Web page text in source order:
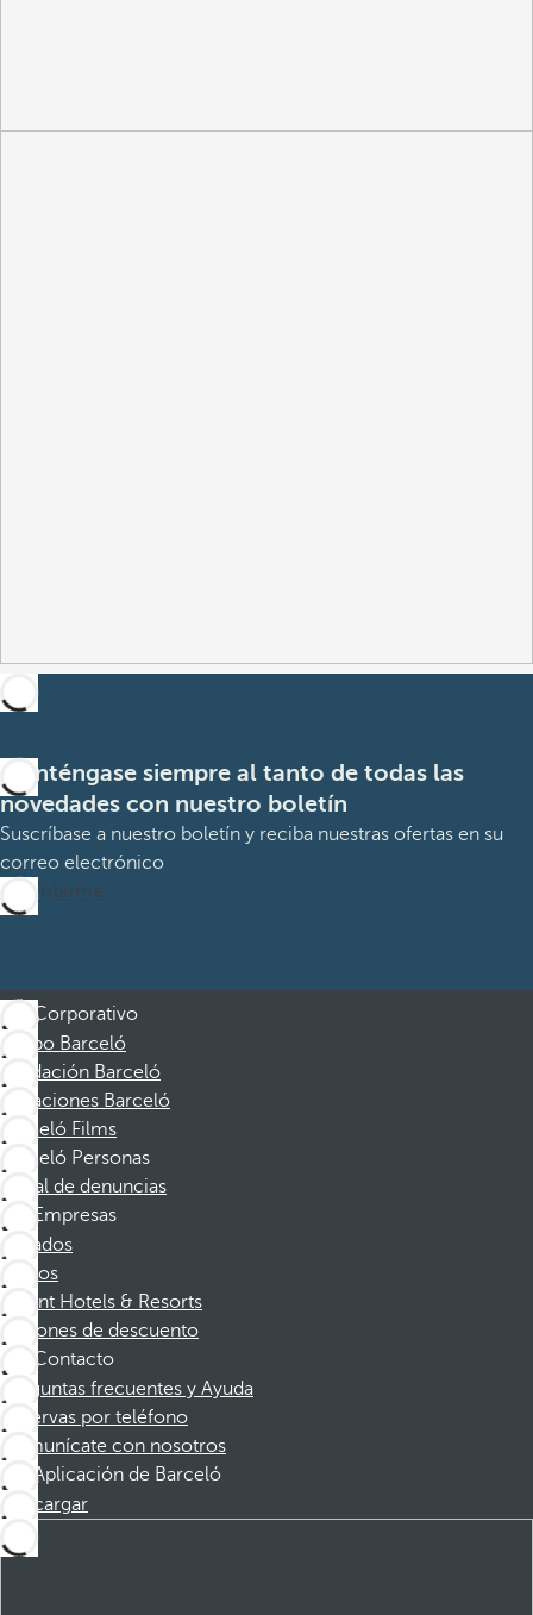
Manténgase siempre al tanto de todas las
novedades con nuestro boletín
Suscríbase a nuestro boletín y reciba nuestras ofertas en su
correo electrónico
Suscribirme
Corporativo
Grupo Barceló
Fundación Barceló
Vacaciones Barceló
Barceló Films
Barceló Personas
Canal de denuncias
Empresas
Afiliados
Socios
Dorint Hotels & Resorts
Cupones de descuento
Contacto
Preguntas frecuentes y Ayuda
Reservas por teléfono
Comunícate con nosotros
Aplicación de Barceló
Descargar